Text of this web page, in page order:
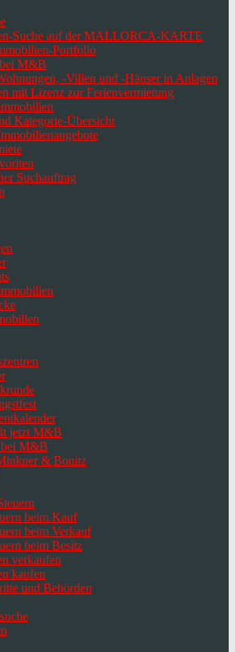
Suche auf der MALLORCA-KARTE
Portfolio
M&B
-Villen und -Häuser in Anlagen
mit Lizenz zur Ferienvermietung
Kategorie-Übersicht
Suchauftrag
jetzt M&B
M&B
& Bonitz
beim Kauf
beim Verkauf
beim Besitz
verkaufen
kaufen
und Behörden